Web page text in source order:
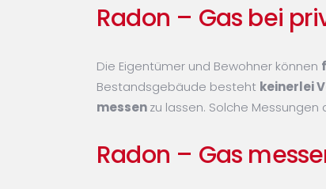
Radon – Gas bei
Die Eigentümer und Bewohner können
Bestandsgebäude besteht keinerlei
messenzu lassen. Solche
Radon – Gas